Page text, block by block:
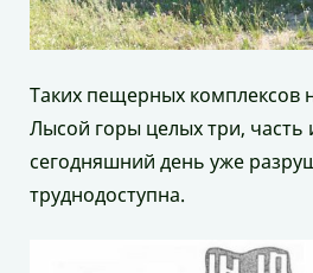
Таких пещерных комплексов
Лысой горы целых три, часть
сегодняшний день уже
труднодоступна.